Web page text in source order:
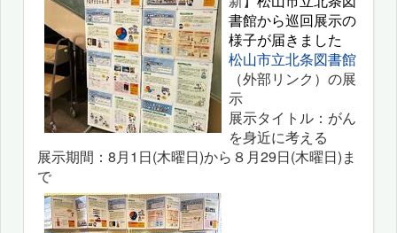
書館から巡回展示の
様子が届きました
松山市立北条図書館
（外部リンク）の展
示
展示タイトル：がん
を身近に考える
展示期間：8月1日(木曜日)から８月29日(木曜日)ま
で